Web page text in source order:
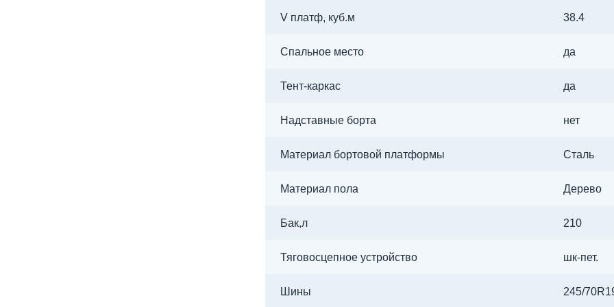
V платф, куб.м 38.4
Спальное место да
Тент-каркас да
Надставные борта нет
Материал бортовой платформы Сталь
Материал пола Дерево
Бак,л 210
Тяговосцепное устройство шк-пет.
Шины 245/